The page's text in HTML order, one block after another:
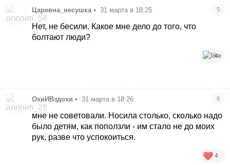
Царевна_несушка • 31 марта в 18:25 5
Нет, не бесили. Какое мне дело до того, что
болтают люди?
4
ОхиИВздохи • 31 марта в 18:26 6
мне не советовали. Носила столько, сколько надо
было детям, как поползли - им стало не до моих
рук, разве что успокоиться.
4